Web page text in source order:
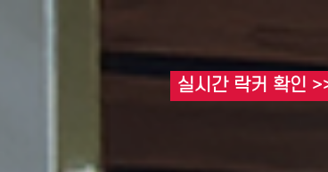
실시간 락커 확인